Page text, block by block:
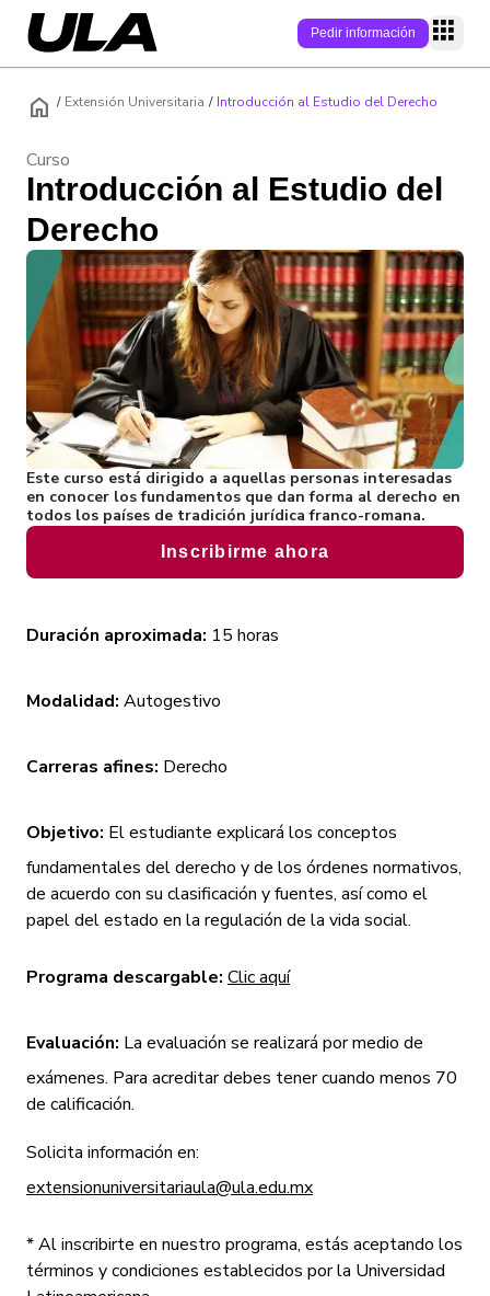
Pedir información
Modalidad
Nivel académico
Campus
Campus online
Campus físicos
Conecta
Quiénes somos
Empleabilidad
Modelo
Alumni
Claustro
Blog
Eventos
Admisión
Soy estudiante
Becas/
Preguntas
Admisiones
Inversión y
Soy Estudiante
home / Extensión Universitaria / Introducción al Estudio del Derecho
Curso
Introducción al Estudio del
Derecho
Este curso está dirigido a aquellas personas interesadas
en conocer los fundamentos que dan forma al derecho en
todos los países de tradición jurídica franco-romana.
Inscribirme ahora
Duración aproximada: 15 horas
Modalidad: Autogestivo
Carreras afines: Derecho
Objetivo: El estudiante explicará los conceptos
fundamentales del derecho y de los órdenes normativos,
de acuerdo con su clasificación y fuentes, así como el
papel del estado en la regulación de la vida social.
Programa descargable: Clic aquí
Evaluación: La evaluación se realizará por medio de
exámenes. Para acreditar debes tener cuando menos 70
de calificación.
Solicita información en:
extensionuniversitariaula@ula.edu.mx
* Al inscribirte en nuestro programa, estás aceptando los
términos y condiciones establecidos por la Universidad